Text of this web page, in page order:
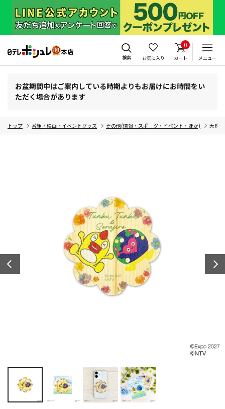
検索 お気に入り
0
カート メニュー
お盆期間中はご案内している時期よりもお届けにお時間をい
ただく場合があります
トップ 番組・映画・イベントグッズ その他(情報・スポーツ・イベント・ほか) 天然